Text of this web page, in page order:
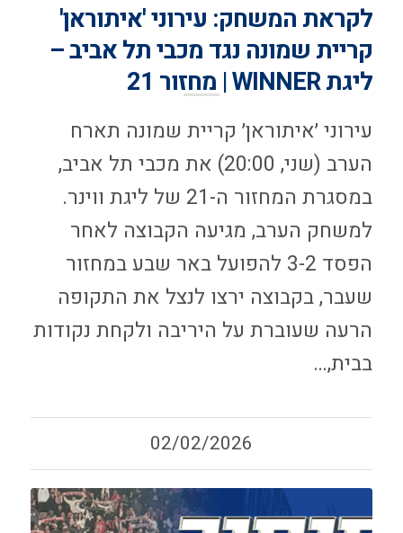
לקראת המשחק: עירוני 'איתוראן'
קריית שמונה נגד מכבי תל אביב –
ליגת WINNER | מחזור 21
עירוני ׳איתוראן׳ קריית שמונה תארח
הערב (שני, 20:00) את מכבי תל אביב,
במסגרת המחזור ה-21 של ליגת ווינר.
למשחק הערב, מגיעה הקבוצה לאחר
הפסד 3-2 להפועל באר שבע במחזור
שעבר, בקבוצה ירצו לנצל את התקופה
הרעה שעוברת על היריבה ולקחת נקודות
בבית,…
02/02/2026